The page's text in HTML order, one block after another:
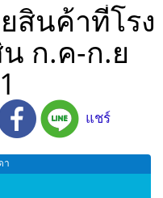
สินค้าที่โรง
ก.ค-ก.ย
แชร์
า